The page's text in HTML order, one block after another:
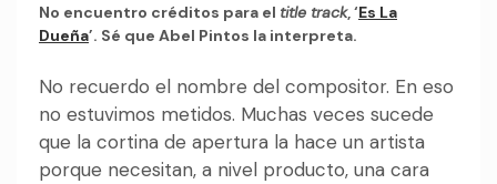
No encuentro créditos para el title track, ‘Es La
Dueña’. Sé que Abel Pintos la interpreta.
No recuerdo el nombre del compositor. En eso
no estuvimos metidos. Muchas veces sucede
que la cortina de apertura la hace un artista
porque necesitan, a nivel producto, una cara